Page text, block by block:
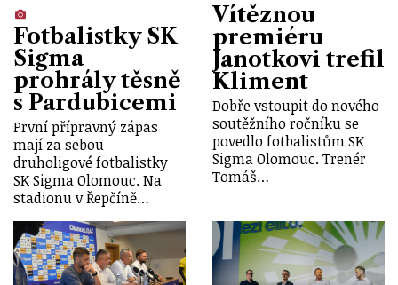
Fotbalistky SK
Sigma
prohrály těsně
s Pardubicemi
První přípravný zápas
mají za sebou
druholigové fotbalistky
SK Sigma Olomouc. Na
stadionu v Řepčíně…
Vítěznou
premiéru
Janotkovi trefil
Kliment
Dobře vstoupit do nového
soutěžního ročníku se
povedlo fotbalistům SK
Sigma Olomouc. Trenér
Tomáš…